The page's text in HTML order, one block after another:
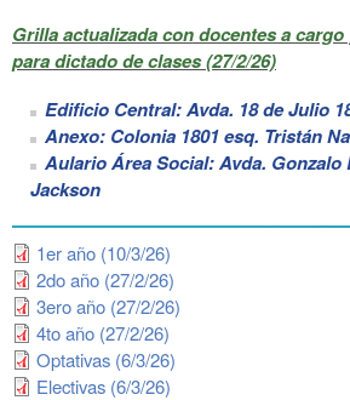
Grilla actualizada con docentes a
para dictado de clases (27/2/26)
Edificio Central: Avda. 18 de Julio
Anexo: Colonia 1801 esq. Tristán
Aulario Área Social: Avda. Gonzalo
Jackson
1er año (10/3/26)
2do año (27/2/26)
3ero año (27/2/26)
4to año (27/2/26)
Optativas (6/3/26)
Electivas (6/3/26)